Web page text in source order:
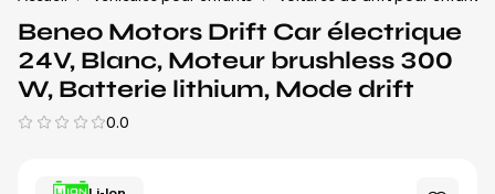
Beneo Motors Drift Car électrique
24V, Blanc, Moteur brushless 300
W, Batterie lithium, Mode drift
0.0